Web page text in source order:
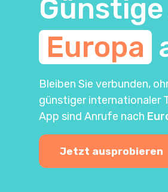
Europa
Bleiben Sie verbunden,
günstiger internationaler
App sind Anrufe nach
Jetzt ausprobieren